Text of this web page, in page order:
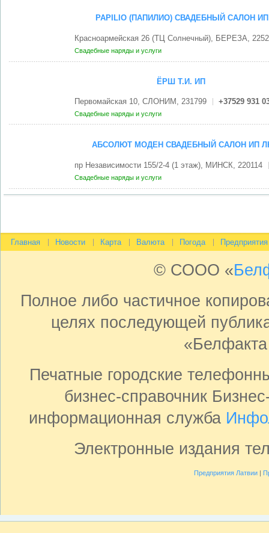
PAPILIO (ПАПИЛИО) СВАДЕБНЫЙ САЛОН
Красноармейская 26 (ТЦ Солнечный), БЕРЕЗА,
Свадебные наряды и услуги
ЁРШ Т.И. ИП
Первомайская 10, СЛОНИМ, 231799 +37529 931
Свадебные наряды и услуги
АБСОЛЮТ МОДЕН СВАДЕБНЫЙ САЛОН ИП
пр Независимости 155/2-4 (1 этаж), МИНСК, 220114
Свадебные наряды и услуги
Главная Новости Карта Валюта Погода Предприятия
© СООО «
Полное либо частичное
целях последующей
Печатные городские
бизнес-справочник
информационная служба
Электронные издания
Предприятия Латвии|